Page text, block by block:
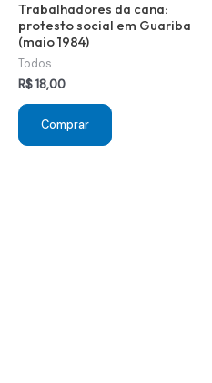
Trabalhadores da cana:
protesto social em Guariba
(maio 1984)
Todos
R$18,00
Comprar